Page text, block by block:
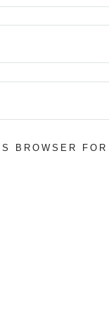
BROWSER